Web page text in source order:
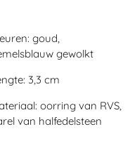
goud,
gewolkt
3,3 cm
oorring van RVS,
van halfedelsteen